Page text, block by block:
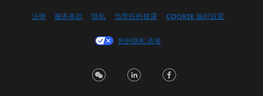
Français (Canada)
Italiano
法律 服务条款 隐私 负责任的披露 COOKIE 偏好设置
您的隐私选项